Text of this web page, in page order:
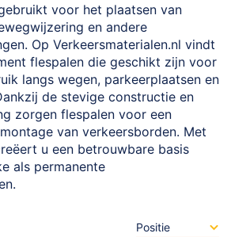
voor het plaatsen van
en andere
Op Verkeersmaterialen.nl vindt
flespalen die geschikt zijn voor
langs wegen, parkeerplaatsen en
de stevige constructie en
zorgen flespalen voor een
van verkeersborden. Met
u een betrouwbare basis
als permanente